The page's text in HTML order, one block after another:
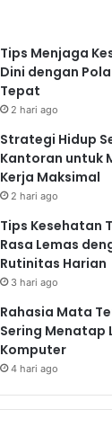
Tips Menjaga
Dini dengan
Tepat
2 hari ago
Strategi Hidup
Kantoran untuk
Kerja Maksimal
2 hari ago
Tips Kesehatan
Rasa Lemas
Rutinitas Harian
3 hari ago
Rahasia Mata
Sering Menatap
Komputer
4 hari ago